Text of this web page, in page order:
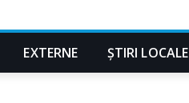
EXTERNE ȘTIRI LOCALE